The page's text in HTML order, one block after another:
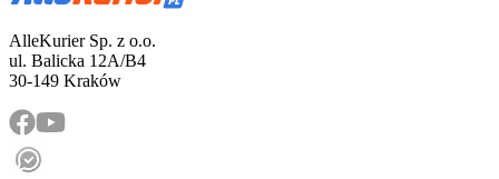
AlleKurier Sp. z o.o.
ul. Balicka 12A/B4
30-149 Kraków